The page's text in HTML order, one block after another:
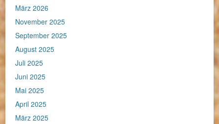
März 2026
November 2025
September 2025
August 2025
Juli 2025
Juni 2025
Mai 2025
April 2025
März 2025